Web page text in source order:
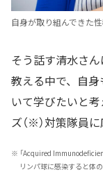
自身が取り組んできた
そう話す清水さ
教える中で、自
いて学びたいと
ズ（※）対策隊員に
※ 「Acquired
リンパ球に感染すると体